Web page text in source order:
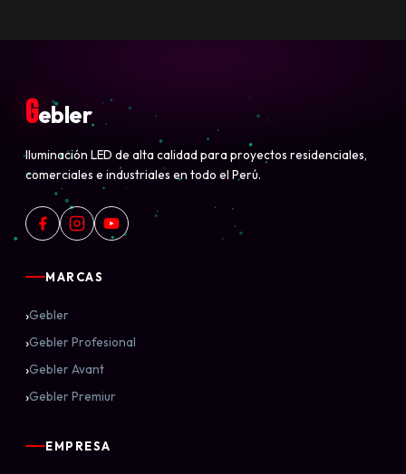
Gebler
Iluminación LED de alta calidad para proyectos residenciales,
comerciales e industriales en todo el Perú.
MARCAS
›Gebler
›Gebler Profesional
›Gebler Avant
›Gebler Premiur
EMPRESA